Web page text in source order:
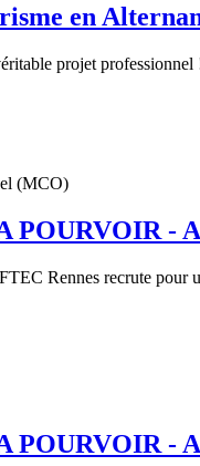
en
projet professionnel
(MCO)
POURVOIR -
Rennes recrute pour
POURVOIR -